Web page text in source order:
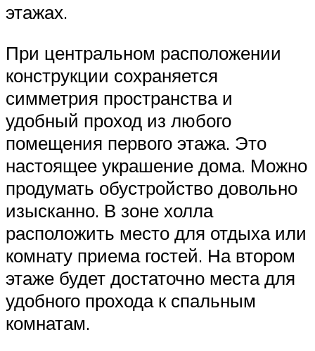
этажах.
При центральном расположении
конструкции сохраняется
симметрия пространства и
удобный проход из любого
помещения первого этажа. Это
настоящее украшение дома. Можно
продумать обустройство довольно
изысканно. В зоне холла
расположить место для отдыха или
комнату приема гостей. На втором
этаже будет достаточно места для
удобного прохода к спальным
комнатам.